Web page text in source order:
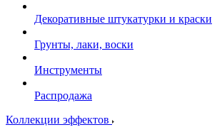
Декоративные штукатурки и краски
Грунты, лаки, воски
Инструменты
Распродажа
Коллекции эффектов